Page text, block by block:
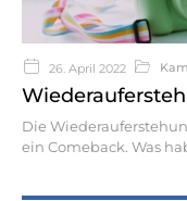
26. April 2022
Die
ein Comeback. Was